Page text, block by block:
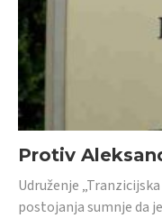
Protiv
Udruženje
postojanja sumnje da